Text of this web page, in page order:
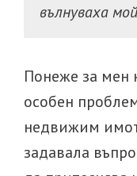
вълнуваха
Понеже за мен
особен
недвижим
задавала